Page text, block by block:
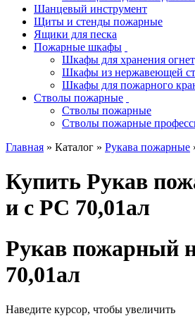
Шанцевый инструмент
Щиты и стенды пожарные
Ящики для песка
Пожарные шкафы
Шкафы для хранения
Шкафы из нержавеющей
Шкафы для пожарного
Стволы пожарные
Стволы пожарные
Стволы пожарные
Главная » Каталог » Рукава пожарные
Купить Рукав
и с РС 70,01ал
Рукав пожарный
70,01ал
Наведите курсор, чтобы увеличить